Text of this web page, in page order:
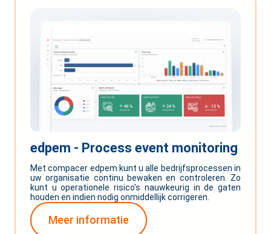
edpem - Process event monitoring
Met compacer edpem kunt u alle bedrijfsprocessen in
uw organisatie continu bewaken en controleren. Zo
kunt u operationele risico's nauwkeurig in de gaten
houden en indien nodig onmiddellijk corrigeren.
Meer informatie